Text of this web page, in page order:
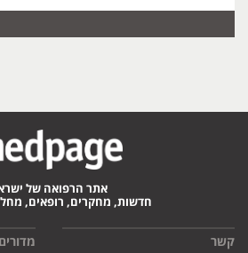
אתר הרפואה של
חדשות, מחקרים, רופאים,
קשר מדורים